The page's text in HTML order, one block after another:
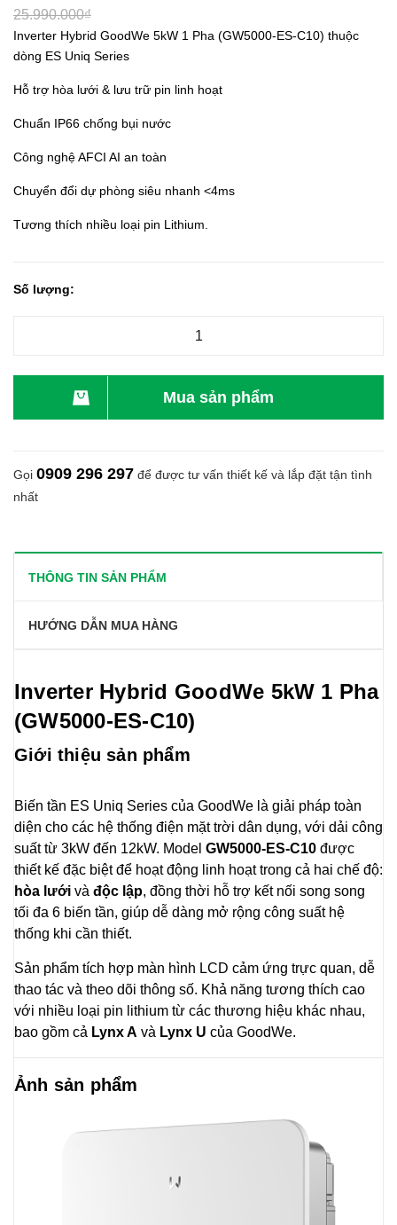
25.990.000₫
Inverter Hybrid GoodWe 5kW 1 Pha (GW5000-ES-C10) thuộc
dòng ES Uniq Series
Hỗ trợ hòa lưới & lưu trữ pin linh hoạt
Chuẩn IP66 chống bụi nước
Công nghệ AFCI AI an toàn
Chuyển đổi dự phòng siêu nhanh <4ms
Tương thích nhiều loại pin Lithium.
Số lượng:
Mua sản phẩm
Gọi 0909 296 297 để được tư vấn thiết kế và lắp đặt tận tình
nhất
THÔNG TIN SẢN PHẨM
HƯỚNG DẪN MUA HÀNG
Inverter Hybrid GoodWe 5kW 1 Pha
(GW5000-ES-C10)
Giới thiệu sản phẩm
Biến tần ES Uniq Series của GoodWe là giải pháp toàn
diện cho các hệ thống điện mặt trời dân dụng, với dải công
suất từ 3kW đến 12kW. Model GW5000-ES-C10 được
thiết kế đặc biệt để hoạt động linh hoạt trong cả hai chế độ:
hòa lưới và độc lập, đồng thời hỗ trợ kết nối song song
tối đa 6 biến tần, giúp dễ dàng mở rộng công suất hệ
thống khi cần thiết.
Sản phẩm tích hợp màn hình LCD cảm ứng trực quan, dễ
thao tác và theo dõi thông số. Khả năng tương thích cao
với nhiều loại pin lithium từ các thương hiệu khác nhau,
bao gồm cả Lynx A và Lynx U của GoodWe.
Ảnh sản phẩm